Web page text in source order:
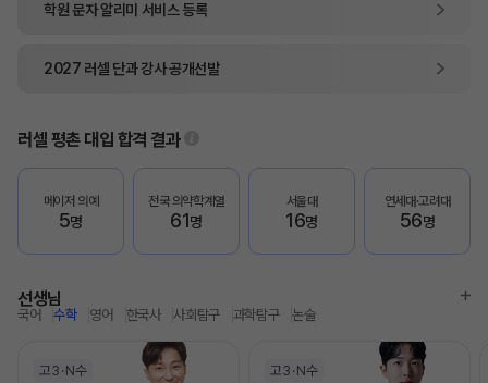
학원 문자 알리미 서비스 등록
2027 러셀 단과강사 공개선발
러셀 평촌 대입 합격 결과
메이저 의예
5명
전국 의약학계열
61명
서울대
16명
연세대·고려대
56명
선생님
국어 수학 영어 한국사 사회탐구 과학탐구 논술
고3 N수 고3 N수